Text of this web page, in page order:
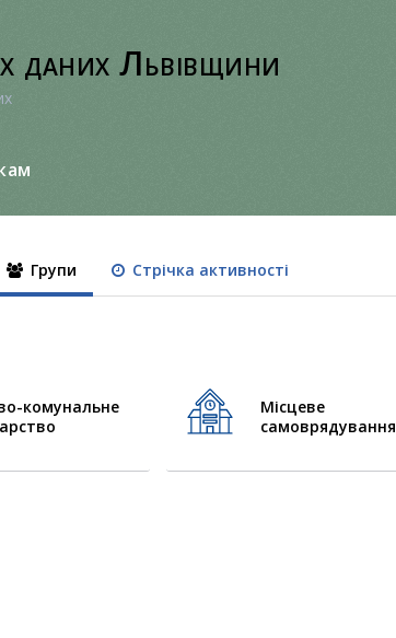
даних Львівщини
Групи Стрічка активності
комунальне
Місцеве
самоврядування